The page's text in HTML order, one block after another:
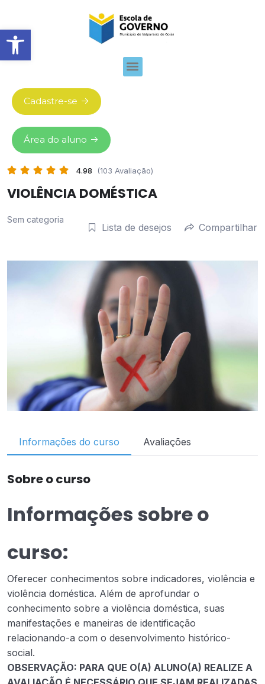
Abrir barra de ferramentas
Cadastre-se
Área do aluno
4.98 (103 Avaliação)
VIOLÊNCIA DOMÉSTICA
Sem categoria
Lista de desejos Compartilhar
Informações do curso Avaliações
Sobre o curso
Informações sobre o
curso:
Oferecer conhecimentos sobre indicadores, violência e
violência doméstica. Além de aprofundar o
conhecimento sobre a violência doméstica, suas
manifestações e maneiras de identificação
relacionando-a com o desenvolvimento histórico-
social.
OBSERVAÇÃO: PARA QUE O(A) ALUNO(A) REALIZE A